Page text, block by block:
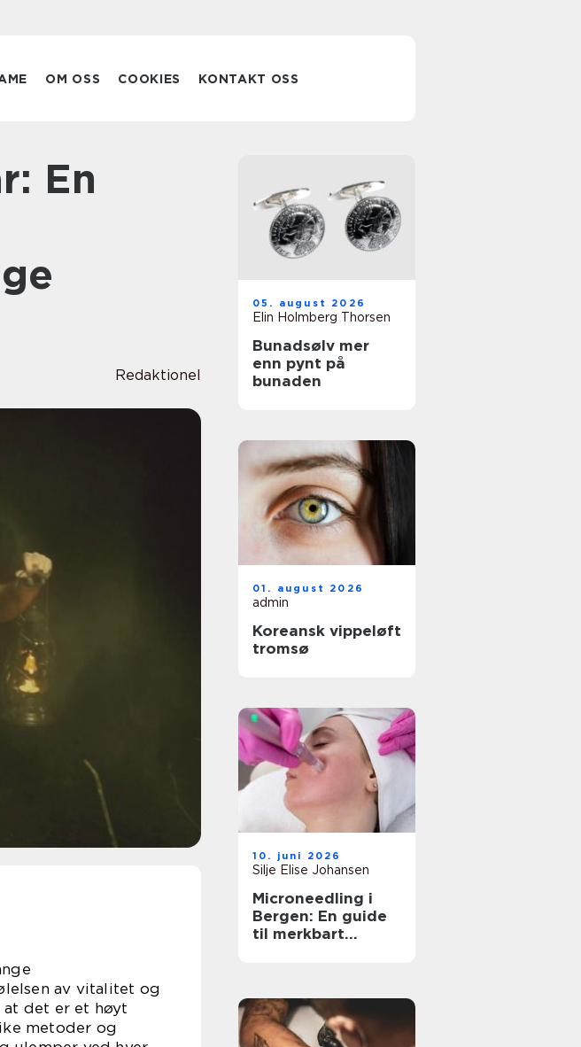
OM OSS COOKIES KONTAKT OSS
Redaktionel
av vitalitet og
det er et høyt
metoder og
05. august 2026
Elin Holmberg Thorsen
Bunadsølv mer
enn pynt på
bunaden
01. august 2026
admin
Koreansk vippeløft
tromsø
10. juni 2026
Silje Elise Johansen
Microneedling i
Bergen: En guide
til merkbart